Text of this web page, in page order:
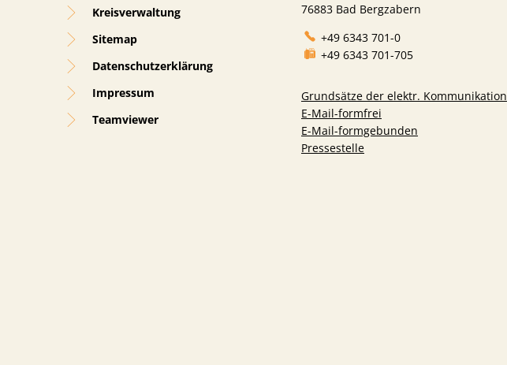
Kreisverwaltung
Sitemap
Datenschutzerklärung
Impressum
Teamviewer
76883 Bad Bergzabern
+49 6343 701-0
+49 6343 701-705
Grundsätze der elektr. Kommunikation
E-Mail-formfrei
E-Mail-formgebunden
Pressestelle